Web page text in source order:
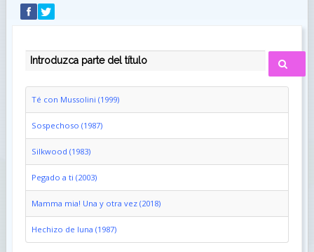
INTRODUZCA PARTE DEL TÍTULO
Té con Mussolini (1999)
Sospechoso (1987)
Silkwood (1983)
Pegado a ti (2003)
Mamma mia! Una y otra vez (2018)
Hechizo de luna (1987)